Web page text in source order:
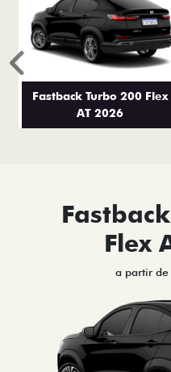
Fastback Turbo 200 Flex
AT 2026
Anterior
Flex
a partir de